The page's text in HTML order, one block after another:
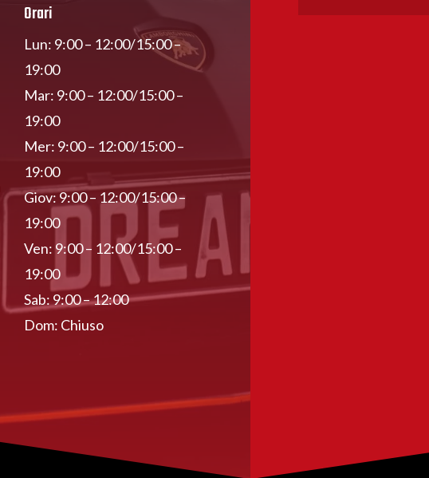
Orari
Lun: 9:00 – 12:00/15:00 –
19:00
Mar: 9:00 – 12:00/15:00 –
19:00
Mer: 9:00 – 12:00/15:00 –
19:00
Giov: 9:00 – 12:00/15:00 –
19:00
Ven: 9:00 – 12:00/15:00 –
19:00
Sab: 9:00 – 12:00
Dom: Chiuso